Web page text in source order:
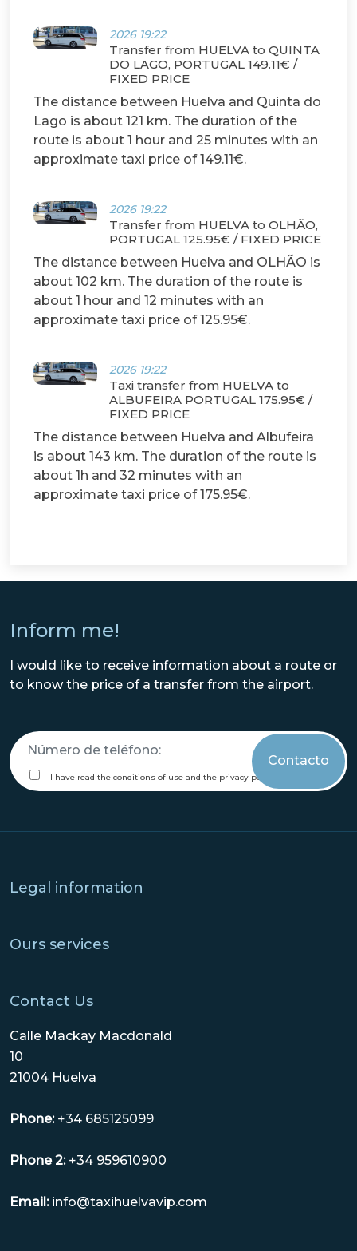
2026 19:22
Transfer from HUELVA to QUINTA
DO LAGO, PORTUGAL 149.11€ /
FIXED PRICE
The distance between Huelva and Quinta do
Lago is about 121 km. The duration of the
route is about 1 hour and 25 minutes with an
approximate taxi price of 149.11€.
2026 19:22
Transfer from HUELVA to OLHÃO,
PORTUGAL 125.95€ / FIXED PRICE
The distance between Huelva and OLHÃO is
about 102 km. The duration of the route is
about 1 hour and 12 minutes with an
approximate taxi price of 125.95€.
2026 19:22
Taxi transfer from HUELVA to
ALBUFEIRA PORTUGAL 175.95€ /
FIXED PRICE
The distance between Huelva and Albufeira
is about 143 km. The duration of the route is
about 1h and 32 minutes with an
approximate taxi price of 175.95€.
Inform me!
I would like to receive information about a route or
to know the price of a transfer from the airport.
call
me
termsI have read the conditions of use and the privacy policy.
Legal information
Ours services
Contact Us
Calle Mackay Macdonald
10
21004 Huelva
Phone:+34 685125099
Phone 2:+34 959610900
Email:info@taxihuelvavip.com